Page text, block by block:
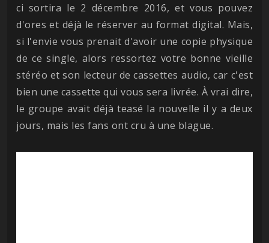
ci sortira le 2 décembre 2016, et vous pouvez
d'ores et déjà le réserver au format digital. Mais,
si l'envie vous prenait d'avoir une copie physique
de ce single, alors ressortez votre bonne vieille
stéréo et son lecteur de cassettes audio, car c'est
bien une cassette qui vous sera livrée. À vrai dire,
le groupe avait déjà teasé la nouvelle il y a deux
jours, mais les fans ont cru à une blague.